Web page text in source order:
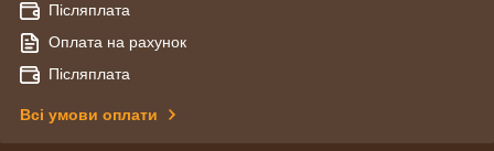
Післяплата
Оплата на рахунок
Післяплата
Всі умови оплати